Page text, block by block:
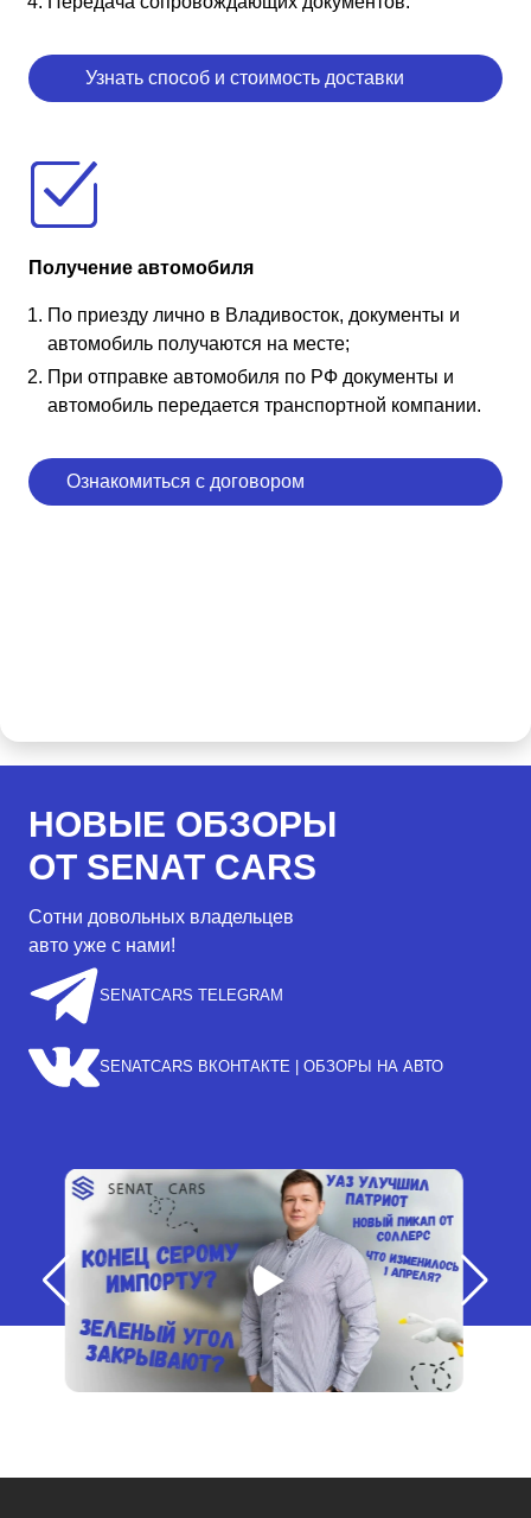
Узнать способ и стоимость доставки
Получение автомобиля
По приезду лично в Владивосток, документы и
автомобиль получаются на месте;
При отправке автомобиля по РФ документы и
автомобиль передается транспортной компании.
Ознакомиться с договором
НОВЫЕ ОБЗОРЫ
ОТ SENAT CARS
Сотни довольных владельцев
авто уже с нами!
SENATCARS TELEGRAM
SENATCARS ВКОНТАКТЕ | ОБЗОРЫ НА АВТО